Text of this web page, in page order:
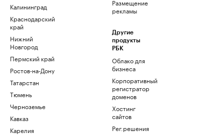
Калининград
Краснодарский
край
Нижний
Новгород
Пермский край
Ростов-на-Дону
Татарстан
Тюмень
Черноземье
Кавказ
Карелия
Размещение
рекламы
Другие
продукты
РБК
Облако для
бизнеса
Корпоративный
регистратор
доменов
Хостинг
сайтов
Рег.решения